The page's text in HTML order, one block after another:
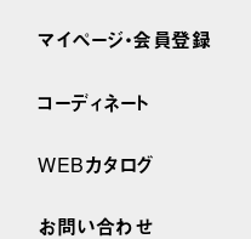
マイページ・会員登録
コーディネート
WEBカタログ
お問い合わせ